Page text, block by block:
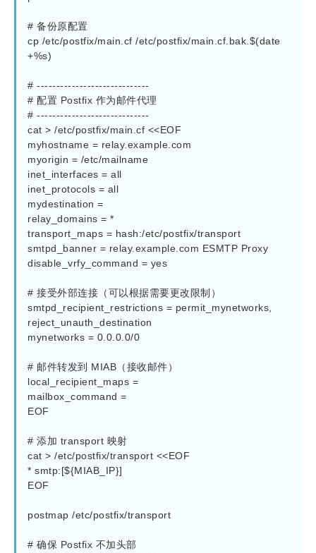
# 备份原配置
cp /etc/postfix/main.cf /etc/postfix/main.cf.bak.$(date
+%s)
# -----------------------------
# 配置 Postfix 作为邮件代理
# -----------------------------
cat > /etc/postfix/main.cf <<EOF
myhostname = relay.example.com
myorigin = /etc/mailname
inet_interfaces = all
inet_protocols = all
mydestination =
relay_domains = *
transport_maps = hash:/etc/postfix/transport
smtpd_banner = relay.example.com ESMTP Proxy
disable_vrfy_command = yes
# 接受外部连接（可以根据需要更改限制）
smtpd_recipient_restrictions = permit_mynetworks,
reject_unauth_destination
mynetworks = 0.0.0.0/0
# 邮件转发到 MIAB（接收邮件）
local_recipient_maps =
mailbox_command =
EOF
# 添加 transport 映射
cat > /etc/postfix/transport <<EOF
* smtp:[${MIAB_IP}]
EOF
postmap /etc/postfix/transport
# 确保 Postfix 不加头部